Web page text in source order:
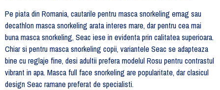
Pe piata din Romania, cautarile pentru masca snorkeling emag sau
decathlon masca snorkeling arata interes mare, dar pentru cea mai
buna masca snorkeling, Seac iese in evidenta prin calitatea superioara.
Chiar si pentru masca snorkeling copii, variantele Seac se adapteaza
bine cu reglaje fine, desi adultii prefera modelul Rosu pentru contrastul
vibrant in apa. Masca full face snorkeling are popularitate, dar clasicul
design Seac ramane preferat de specialisti.